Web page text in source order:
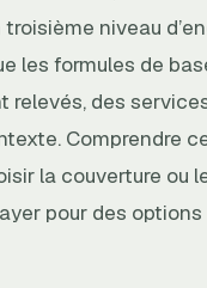
niveau
les formules de
des
Comprendre
la couverture ou
pour des